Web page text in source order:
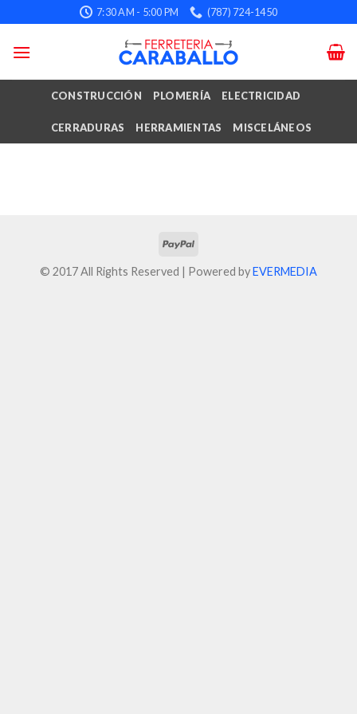
to
content
7:30 AM - 5:00 PM (787) 724-1450
CONSTRUCCIÓN PLOMERÍA ELECTRICIDAD
CERRADURAS HERRAMIENTAS MISCELÁNEOS
© 2017 All Rights Reserved | Powered byEVERMEDIA